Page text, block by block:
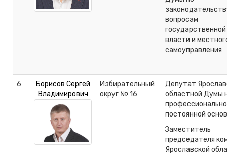
вопросам
государственной
власти и
самоуправления
6
Борисов Сергей
Владимирович
Избирательный
округ № 16
Депутат
областной Думы
постоянной
Заместитель
председателя
Ярославской